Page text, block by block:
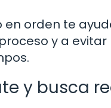
en orden te
y a evitar
y busca